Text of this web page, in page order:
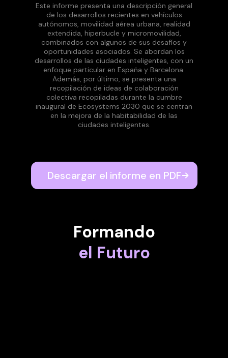
Este informe presenta una descripción general
de los desarrollos recientes en vehículos
autónomos, movilidad aérea urbana, realidad
extendida, hiperbucle y micromovilidad,
combinados con algunos de sus desafíos y
oportunidades asociados. Se abordan los
desarrollos de las ciudades inteligentes, con un
enfoque particular en España y Barcelona.
Además, por último, se presenta una
recopilación de ideas de colaboración
colectiva recopiladas durante la cumbre
inaugural de Ecosystems 2030 que se centran
en la mejora de la habitabilidad de las
ciudades inteligentes.
Descargar el informe en PDF
Formando
el Futuro